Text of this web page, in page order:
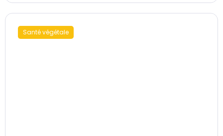
Santé végétale